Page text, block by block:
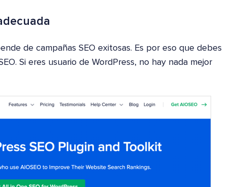
de campañas SEO exitosas. Es por eso que debes
Si eres usuario de WordPress, no hay nada mejor